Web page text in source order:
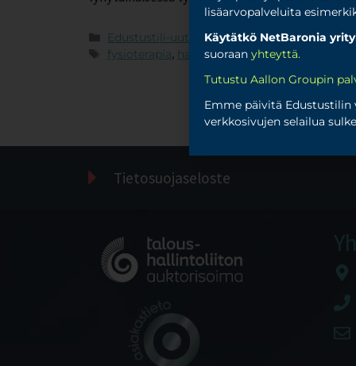
Edustustili-uutinen
fysioterapia, hammashoito,henkilökuntaedut
Tietosuojaseloste
lisäarvopalveluita
Käytätkö NetBaronia
suoraan yhteyttä.
Tutustu Aallon Groupin
Emme päivitä Edustustilin
verkkosivujen selailua